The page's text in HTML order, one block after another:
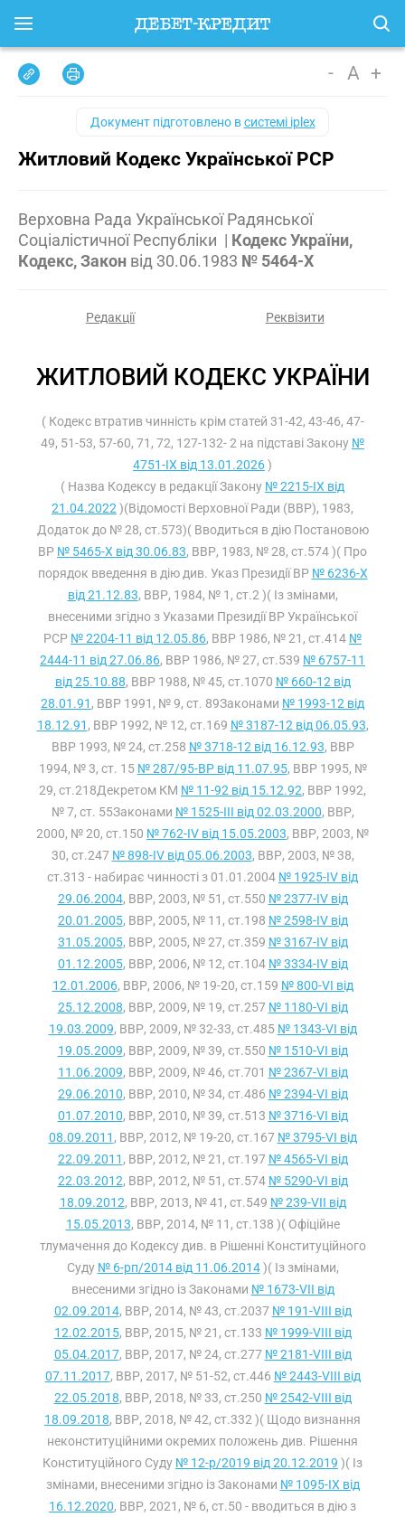
- A +
Документ підготовлено всистемі iplex
Житловий Кодекс Української РСР
Верховна Рада Української Радянської
Соціалістичної Республіки | Кодекс України,
Кодекс, Закон від 30.06.1983 № 5464-X
Редакції Реквізити
ЖИТЛОВИЙ КОДЕКС УКРАЇНИ
( Кодекс втратив чинність крім статей 31-42, 43-46, 47-
49, 51-53, 57-60, 71, 72, 127-132- 2 на підставі Закону №
4751-IX від 13.01.2026)
( Назва Кодексу в редакції Закону № 2215-IX від
21.04.2022 )(Відомості Верховної Ради (ВВР), 1983,
Додаток до № 28, ст.573)( Вводиться в дію Постановою
ВР № 5465-X від 30.06.83, ВВР, 1983, № 28, ст.574 )( Про
порядок введення в дію див. Указ Президії ВР № 6236-X
від 21.12.83, ВВР, 1984, № 1, ст.2 )( Із змінами,
внесеними згідно з Указами Президії ВР Української
РСР № 2204-11 від 12.05.86, ВВР 1986, № 21, ст.414 №
2444-11 від 27.06.86, ВВР 1986, № 27, ст.539 № 6757-11
від 25.10.88, ВВР 1988, № 45, ст.1070 № 660-12 від
28.01.91 , ВВР 1991, № 9, ст. 89Законами № 1993-12 від
18.12.91 , ВВР 1992, № 12, ст.169 № 3187-12 від 06.05.93,
ВВР 1993, № 24, ст.258 № 3718-12 від 16.12.93, ВВР
1994, № 3, ст. 15 № 287/95-ВР від 11.07.95, ВВР 1995, №
29, ст.218Декретом КМ № 11-92 від 15.12.92, ВВР 1992,
№ 7, ст. 55Законами № 1525-III від 02.03.2000, ВВР,
2000, № 20, ст.150 № 762-IV від 15.05.2003, ВВР, 2003, №
30, ст.247 № 898-IV від 05.06.2003, ВВР, 2003, № 38,
ст.313 - набирає чинності з 01.01.2004 № 1925-IV від
29.06.2004, ВВР, 2003, № 51, ст.550 № 2377-IV від
20.01.2005, ВВР, 2005, № 11, ст.198 № 2598-IV від
31.05.2005, ВВР, 2005, № 27, ст.359 № 3167-IV від
01.12.2005, ВВР, 2006, № 12, ст.104 № 3334-IV від
12.01.2006, ВВР, 2006, № 19-20, ст.159 № 800-VI від
25.12.2008, ВВР, 2009, № 19, ст.257 № 1180-VI від
19.03.2009, ВВР, 2009, № 32-33, ст.485 № 1343-VI від
19.05.2009, ВВР, 2009, № 39, ст.550 № 1510-VI від
11.06.2009, ВВР, 2009, № 46, ст.701 № 2367-VI від
29.06.2010, ВВР, 2010, № 34, ст.486 № 2394-VI від
01.07.2010, ВВР, 2010, № 39, ст.513 № 3716-VI від
08.09.2011 , ВВР, 2012, № 19-20, ст.167 № 3795-VI від
22.09.2011 , ВВР, 2012, № 21, ст.197 № 4565-VI від
22.03.2012, ВВР, 2012, № 51, ст.574 № 5290-VI від
18.09.2012, ВВР, 2013, № 41, ст.549 № 239-VII від
15.05.2013, ВВР, 2014, № 11, ст.138 )( Офіційне
тлумачення до Кодексу див. в Рішенні Конституційного
Суду № 6-рп/2014 від 11.06.2014)( Із змінами,
внесеними згідно із Законами № 1673-VII від
02.09.2014, ВВР, 2014, № 43, ст.2037 № 191-VIII від
12.02.2015, ВВР, 2015, № 21, ст.133 № 1999-VIII від
05.04.2017, ВВР, 2017, № 24, ст.277 № 2181-VIII від
07.11.2017, ВВР, 2017, № 51-52, ст.446 № 2443-VIII від
22.05.2018, ВВР, 2018, № 33, ст.250 № 2542-VIII від
18.09.2018, ВВР, 2018, № 42, ст.332 )( Щодо визнання
неконституційними окремих положень див. Рішення
Конституційного Суду № 12-р/2019 від 20.12.2019 )( Із
змінами, внесеними згідно із Законами № 1095-IX від
16.12.2020, ВВР, 2021, № 6, ст.50 - вводиться в дію з